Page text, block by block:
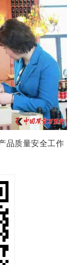
品质量安全工作